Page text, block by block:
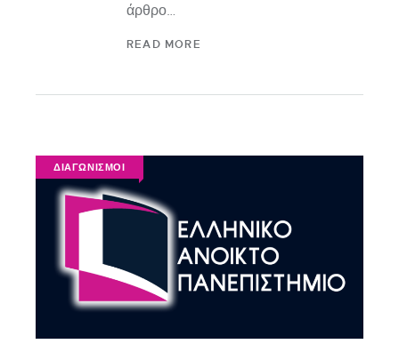
άρθρο…
READ MORE
ΔΙΑΓΩΝΙΣΜΟΙ